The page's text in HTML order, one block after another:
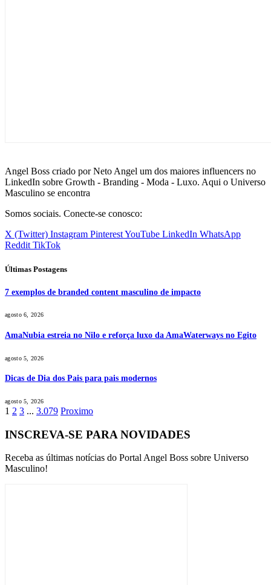
Angel Boss criado por Neto Angel um dos maiores influencers no
LinkedIn sobre Growth - Branding - Moda - Luxo. Aqui o Universo
Masculino se encontra
Somos sociais. Conecte-se conosco:
X (Twitter) Instagram PinterestYouTube LinkedIn WhatsApp
Reddit TikTok
Últimas Postagens
7 exemplos de branded content masculino de impacto
agosto 6, 2026
AmaNubia estreia no Nilo e reforça luxo da AmaWaterways no Egito
agosto 5, 2026
Dicas de Dia dos Pais para pais modernos
agosto 5, 2026
1 2 3 ... 3.079 Proximo
INSCREVA-SE PARA NOVIDADES
Receba as últimas notícias do Portal Angel Boss sobre Universo
Masculino!